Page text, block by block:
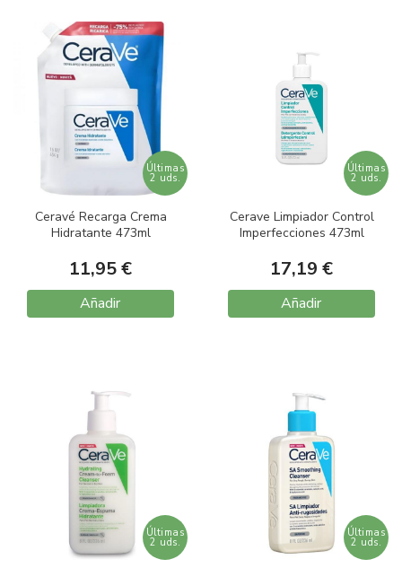
Últimas
2 uds.
Ceravé Recarga Crema
Hidratante 473ml
11,95 €
Añadir
Últimas
2 uds.
Cerave Limpiador Control
Imperfecciones 473ml
17,19 €
Añadir
Últimas
2 uds.
Últimas
2 uds.